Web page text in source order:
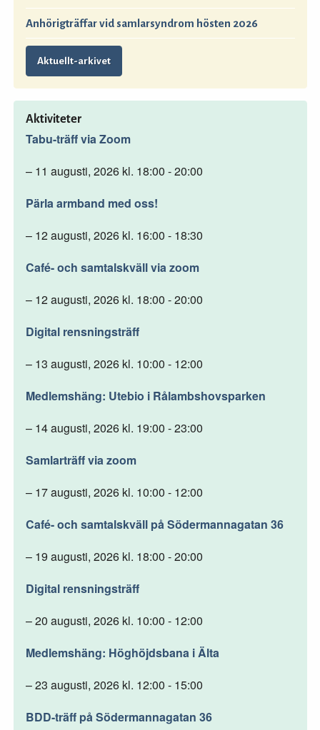
Anhörigträffar vid samlarsyndrom hösten 2026
Aktuellt-arkivet
Aktiviteter
Tabu-träff via Zoom
– 11 augusti, 2026 kl. 18:00 - 20:00
Pärla armband med oss!
– 12 augusti, 2026 kl. 16:00 - 18:30
Café- och samtalskväll via zoom
– 12 augusti, 2026 kl. 18:00 - 20:00
Digital rensningsträff
– 13 augusti, 2026 kl. 10:00 - 12:00
Medlemshäng: Utebio i Rålambshovsparken
– 14 augusti, 2026 kl. 19:00 - 23:00
Samlarträff via zoom
– 17 augusti, 2026 kl. 10:00 - 12:00
Café- och samtalskväll på Södermannagatan 36
– 19 augusti, 2026 kl. 18:00 - 20:00
Digital rensningsträff
– 20 augusti, 2026 kl. 10:00 - 12:00
Medlemshäng: Höghöjdsbana i Älta
– 23 augusti, 2026 kl. 12:00 - 15:00
BDD-träff på Södermannagatan 36